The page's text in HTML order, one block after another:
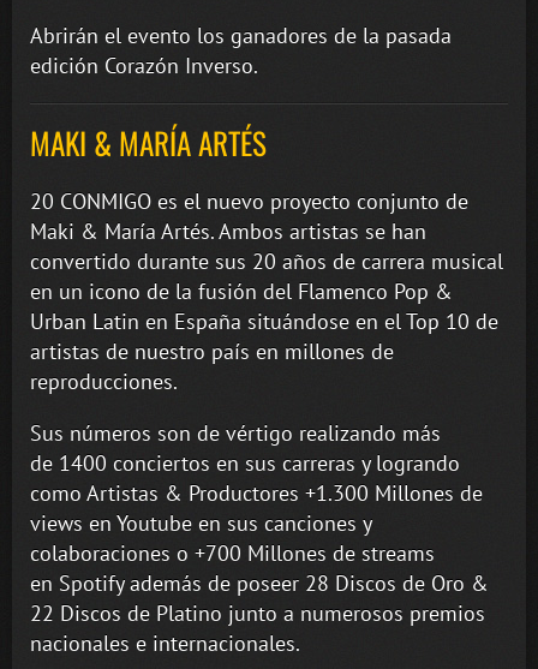
Abrirán el evento los ganadores de la pasada
edición Corazón Inverso.
MAKI & MARÍA ARTÉS
20 CONMIGO es el nuevo proyecto conjunto de
Maki & María Artés. Ambos artistas se han
convertido durante sus 20 años de carrera musical
en un icono de la fusión del Flamenco Pop &
Urban Latin en España situándose en el Top 10 de
artistas de nuestro país en millones de
reproducciones.
Sus números son de vértigo realizando más
de 1400 conciertos en sus carreras y logrando
como Artistas & Productores +1.300 Millones de
views en Youtube en sus canciones y
colaboraciones o +700 Millones de streams
en Spotify además de poseer 28 Discos de Oro &
22 Discos de Platino junto a numerosos premios
nacionales e internacionales.